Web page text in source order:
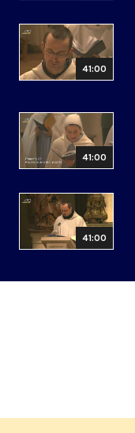
41:00
41:00
41:00